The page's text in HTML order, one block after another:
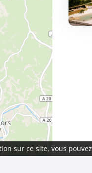
sur ce site, vous pouvez